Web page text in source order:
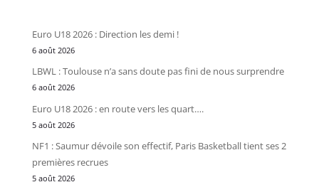
Euro U18 2026 : Direction les demi !
6 août 2026
LBWL : Toulouse n’a sans doute pas fini de nous surprendre
6 août 2026
Euro U18 2026 : en route vers les quart….
5 août 2026
NF1 : Saumur dévoile son effectif, Paris Basketball tient ses 2
premières recrues
5 août 2026